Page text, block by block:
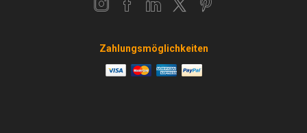
Zahlungsmöglichkeiten